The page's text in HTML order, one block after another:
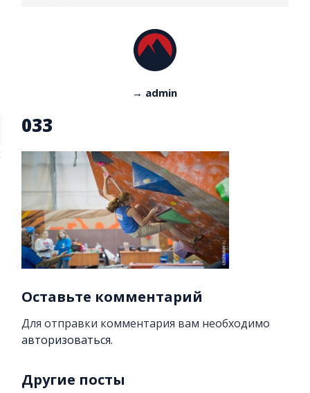
→ admin
033
Оставьте комментарий
Для отправки комментария вам необходимо
авторизоваться.
Другие посты